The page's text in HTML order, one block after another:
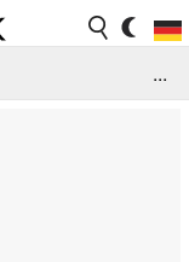
...